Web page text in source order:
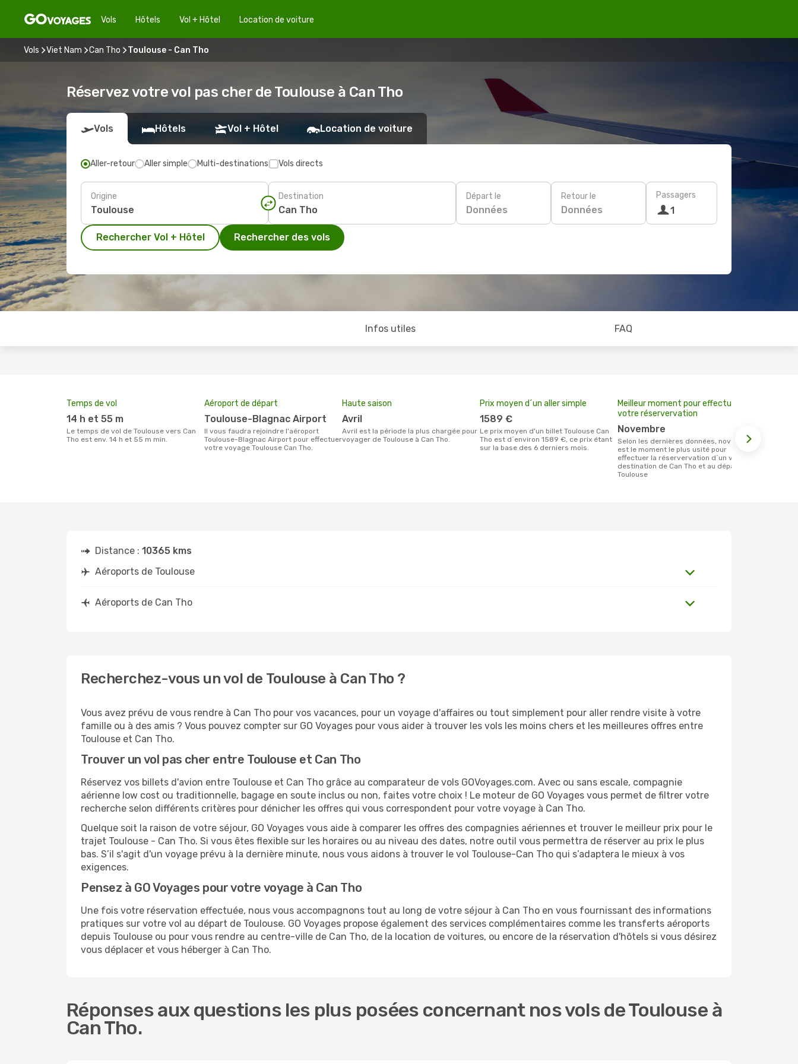
Vols Hôtels Vol + Hôtel Location de voiture
Vols Viet Nam Can Tho Toulouse - Can Tho
Réservez votre vol pas cher de Toulouse à Can Tho
Vols Hôtels Vol + Hôtel Location de voiture
Aller-retour Aller simple Multi-destinations Vols directs
Origine Destination Départ le
Données
Retour le
Données
Passagers
1
Rechercher Vol + Hôtel Rechercher des vols
Infos utiles FAQ
Temps de vol
14 h et 55 m
Le temps de vol de Toulouse vers Can
Tho est env. 14 h et 55 m min.
Aéroport de départ
Toulouse-Blagnac Airport
Il vous faudra rejoindre l'aéroport
Toulouse-Blagnac Airport pour effectuer
votre voyage Toulouse Can Tho.
Haute saison
avril
avril est la période la plus chargée pour
voyager de Toulouse à Can Tho.
Prix moyen d´un aller simple
1589 €
Le prix moyen d'un billet Toulouse Can
Tho est d´environ 1589 €, ce prix étant
sur la base des 6 derniers mois.
Meilleur moment pour effectuer
votre réservervation
novembre
Selon les dernières données, novembre
est le moment le plus usité pour
effectuer la réservervation d´un vol à
destination de Can Tho et au départ de
Toulouse
Distance : 10365 kms
Aéroports de Toulouse
Aéroports de Can Tho
Recherchez-vous un vol de Toulouse à Can Tho ?
Vous avez prévu de vous rendre à Can Tho pour vos vacances, pour un voyage d'affaires ou tout simplement pour aller rendre visite à votre
famille ou à des amis ? Vous pouvez compter sur GO Voyages pour vous aider à trouver les vols les moins chers et les meilleures offres entre
Toulouse et Can Tho.
Trouver un vol pas cher entre Toulouse et Can Tho
Réservez vos billets d'avion entre Toulouse et Can Tho grâce au comparateur de vols GOVoyages.com. Avec ou sans escale, compagnie
aérienne low cost ou traditionnelle, bagage en soute inclus ou non, faites votre choix ! Le moteur de GO Voyages vous permet de filtrer votre
recherche selon différents critères pour dénicher les offres qui vous correspondent pour votre voyage à Can Tho.
Quelque soit la raison de votre séjour, GO Voyages vous aide à comparer les offres des compagnies aériennes et trouver le meilleur prix pour le
trajet Toulouse - Can Tho. Si vous êtes flexible sur les horaires ou au niveau des dates, notre outil vous permettra de réserver au prix le plus
bas. S’il s'agit d'un voyage prévu à la dernière minute, nous vous aidons à trouver le vol Toulouse-Can Tho qui s’adaptera le mieux à vos
exigences.
Pensez à GO Voyages pour votre voyage à Can Tho
Une fois votre réservation effectuée, nous vous accompagnons tout au long de votre séjour à Can Tho en vous fournissant des informations
pratiques sur votre vol au départ de Toulouse. GO Voyages propose également des services complémentaires comme les transferts aéroports
depuis Toulouse ou pour vous rendre au centre-ville de Can Tho, de la location de voitures, ou encore de la réservation d'hôtels si vous désirez
vous déplacer et vous héberger à Can Tho.
Réponses aux questions les plus posées concernant nos vols de Toulouse à
Can Tho.